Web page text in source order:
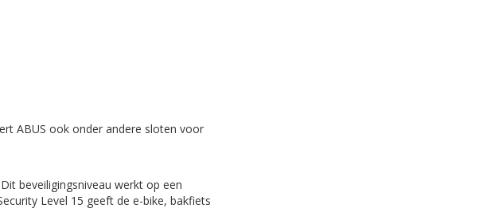
ABUS ook onder andere sloten voor
beveiligingsniveau werkt op een
Level 15 geeft de e-bike, bakfiets